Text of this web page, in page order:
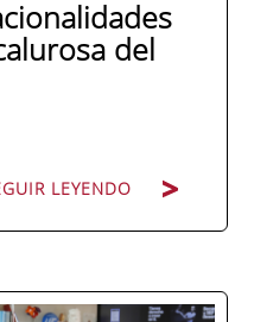
del
LEYENDO
de ENAE Business